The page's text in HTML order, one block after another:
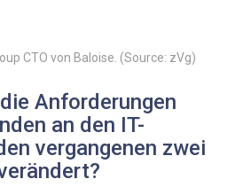
CTO von ­Baloise. (Source: zVg)
Anforderungen
an den IT-
vergangenen zwei